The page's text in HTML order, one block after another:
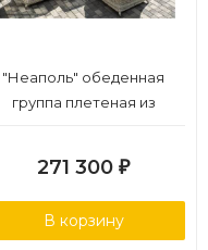
"Неаполь" обеденная
группа плетеная из
271 300 ₽
В корзину